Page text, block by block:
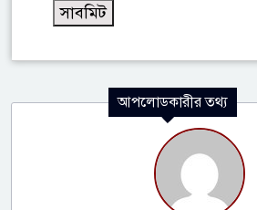
আপলোডকারীর তথ্য